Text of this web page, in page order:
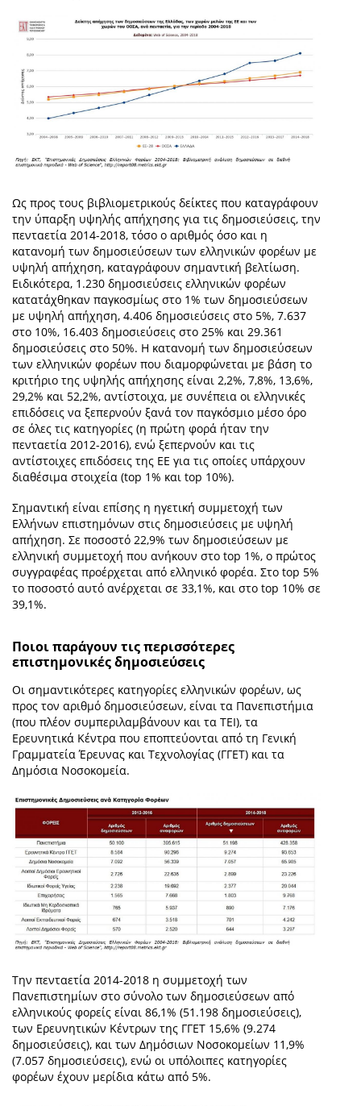
Ως προς τους βιβλιομετρικούς δείκτες που καταγράφουν
την ύπαρξη υψηλής απήχησης για τις δημοσιεύσεις, την
πενταετία 2014-2018, τόσο ο αριθμός όσο και η
κατανομή των δημοσιεύσεων των ελληνικών φορέων με
υψηλή απήχηση, καταγράφουν σημαντική βελτίωση.
Ειδικότερα, 1.230 δημοσιεύσεις ελληνικών φορέων
κατατάχθηκαν παγκοσμίως στο 1% των δημοσιεύσεων
με υψηλή απήχηση, 4.406 δημοσιεύσεις στο 5%, 7.637
στο 10%, 16.403 δημοσιεύσεις στο 25% και 29.361
δημοσιεύσεις στο 50%. Η κατανομή των δημοσιεύσεων
των ελληνικών φορέων που διαμορφώνεται με βάση το
κριτήριο της υψηλής απήχησης είναι 2,2%, 7,8%, 13,6%,
29,2% και 52,2%, αντίστοιχα, με συνέπεια οι ελληνικές
επιδόσεις να ξεπερνούν ξανά τον παγκόσμιο μέσο όρο
σε όλες τις κατηγορίες (η πρώτη φορά ήταν την
πενταετία 2012-2016), ενώ ξεπερνούν και τις
αντίστοιχες επιδόσεις της ΕΕ για τις οποίες υπάρχουν
διαθέσιμα στοιχεία (top 1% και top 10%).
Σημαντική είναι επίσης η ηγετική συμμετοχή των
Ελλήνων επιστημόνων στις δημοσιεύσεις με υψηλή
απήχηση. Σε ποσοστό 22,9% των δημοσιεύσεων με
ελληνική συμμετοχή που ανήκουν στο top 1%, ο πρώτος
συγγραφέας προέρχεται από ελληνικό φορέα. Στο top 5%
το ποσοστό αυτό ανέρχεται σε 33,1%, και στο top 10% σε
39,1%.
Ποιοι παράγουν τις περισσότερες
επιστημονικές δημοσιεύσεις
Οι σημαντικότερες κατηγορίες ελληνικών φορέων, ως
προς τον αριθμό δημοσιεύσεων, είναι τα Πανεπιστήμια
(που πλέον συμπεριλαμβάνουν και τα ΤΕΙ), τα
Ερευνητικά Κέντρα που εποπτεύονται από τη Γενική
Γραμματεία Έρευνας και Τεχνολογίας (ΓΓΕΤ) και τα
Δημόσια Νοσοκομεία.
Την πενταετία 2014-2018 η συμμετοχή των
Πανεπιστημίων στο σύνολο των δημοσιεύσεων από
ελληνικούς φορείς είναι 86,1% (51.198 δημοσιεύσεις),
των Ερευνητικών Κέντρων της ΓΓΕΤ 15,6% (9.274
δημοσιεύσεις), και των Δημόσιων Νοσοκομείων 11,9%
(7.057 δημοσιεύσεις), ενώ οι υπόλοιπες κατηγορίες
φορέων έχουν μερίδια κάτω από 5%.